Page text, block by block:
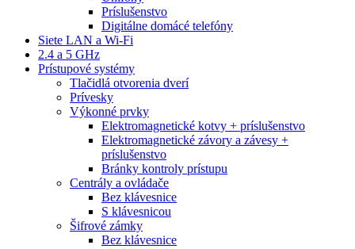
Príslušenstvo
Digitálne domácé telefóny
Siete LAN a Wi-Fi
2.4 a 5 GHz
Prístupové systémy
Tlačidlá otvorenia dverí
Prívesky
Výkonné prvky
Elektromagnetické kotvy + príslušenstvo
Elektromagnetické závory a závesy +
príslušenstvo
Bránky kontroly prístupu
Centrály a ovládače
Bez klávesnice
S klávesnicou
Šifrové zámky
Bez klávesnice